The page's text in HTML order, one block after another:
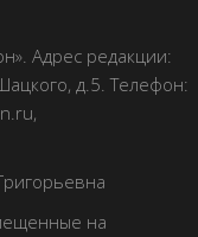
Адрес редакции:
д.5. Телефон:
на